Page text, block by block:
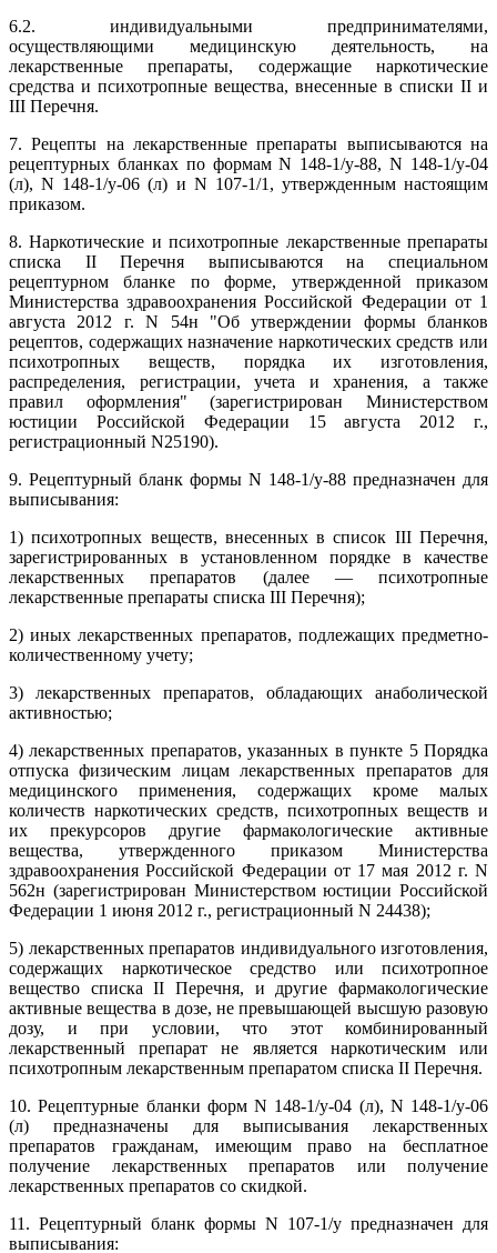
6.2. индивидуальными предпринимателями,
осуществляющими медицинскую деятельность, на
лекарственные препараты, содержащие наркотические
средства и психотропные вещества, внесенные в списки II и
III Перечня.
7. Рецепты на лекарственные препараты выписываются на
рецептурных бланках по формам N 148-1/у-88, N 148-1/у-04
(л), N 148-1/у-06 (л) и N 107-1/1, утвержденным настоящим
приказом.
8. Наркотические и психотропные лекарственные препараты
списка II Перечня выписываются на специальном
рецептурном бланке по форме, утвержденной приказом
Министерства здравоохранения Российской Федерации от 1
августа 2012 г. N 54н "Об утверждении формы бланков
рецептов, содержащих назначение наркотических средств или
психотропных веществ, порядка их изготовления,
распределения, регистрации, учета и хранения, а также
правил оформления" (зарегистрирован Министерством
юстиции Российской Федерации 15 августа 2012 г.,
регистрационный N25190).
9. Рецептурный бланк формы N 148-1/у-88 предназначен для
выписывания:
1) психотропных веществ, внесенных в список III Перечня,
зарегистрированных в установленном порядке в качестве
лекарственных препаратов (далее — психотропные
лекарственные препараты списка III Перечня);
2) иных лекарственных препаратов, подлежащих предметно-
количественному учету;
3) лекарственных препаратов, обладающих анаболической
активностью;
4) лекарственных препаратов, указанных в пункте 5 Порядка
отпуска физическим лицам лекарственных препаратов для
медицинского применения, содержащих кроме малых
количеств наркотических средств, психотропных веществ и
их прекурсоров другие фармакологические активные
вещества, утвержденного приказом Министерства
здравоохранения Российской Федерации от 17 мая 2012 г. N
562н (зарегистрирован Министерством юстиции Российской
Федерации 1 июня 2012 г., регистрационный N 24438);
5) лекарственных препаратов индивидуального изготовления,
содержащих наркотическое средство или психотропное
вещество списка II Перечня, и другие фармакологические
активные вещества в дозе, не превышающей высшую разовую
дозу, и при условии, что этот комбинированный
лекарственный препарат не является наркотическим или
психотропным лекарственным препаратом списка II Перечня.
10. Рецептурные бланки форм N 148-1/у-04 (л), N 148-1/у-06
(л) предназначены для выписывания лекарственных
препаратов гражданам, имеющим право на бесплатное
получение лекарственных препаратов или получение
лекарственных препаратов со скидкой.
11. Рецептурный бланк формы N 107-1/у предназначен для
выписывания: